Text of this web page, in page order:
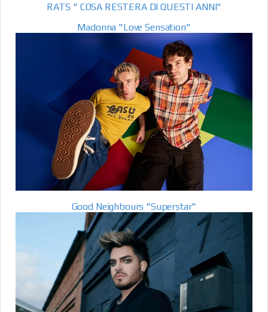
RATS " COSA RESTERA DI QUESTI ANNI"
Madonna "Love Sensation"
Good Neighbours "Superstar"